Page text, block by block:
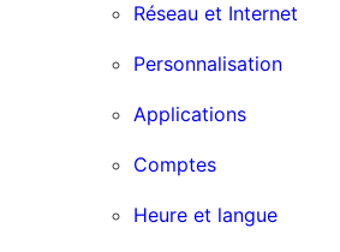
Réseau et Internet
Personnalisation
Applications
Comptes
Heure et langue